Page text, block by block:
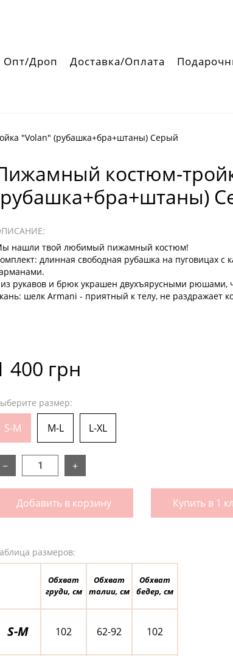
Опт/Дроп Доставка/Оплата
"Volan" (рубашка+бра+штаны) Серый
костюм-
нашли твой любимый пижамный костюм!
длинная свободная рубашка на пуговицах
рукавов и брюк украшен двухъярусными рюшами,
шелк Armani - приятный к телу, не раздражает
400 грн
размер:
S-M M-L L-XL
− +
Добавить в корзину Купить в 1
размеров:
Обхват
груди, см
Обхват
талии, см
Обхват
бедер, см
S-M 102 62-92 102